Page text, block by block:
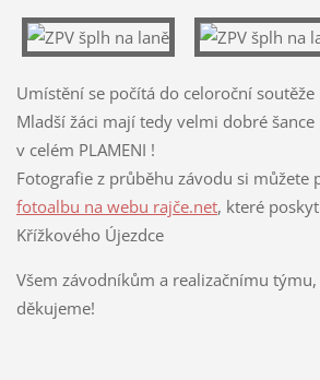
Umístění se počítá do celoroční soutěže
Mladší žáci mají tedy velmi dobré
v celém PLAMENI !
Fotografie z průběhu závodu si můžete
fotoalbu na webu rajče.net, které
Křížkového Újezdce
Všem závodníkům a realizačnímu
děkujeme!